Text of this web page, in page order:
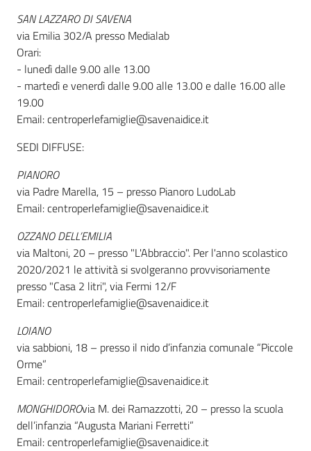
SAN LAZZARO DI SAVENA
via Emilia 302/A presso Medialab
Orari:
- lunedì dalle 9.00 alle 13.00
- martedì e venerdì dalle 9.00 alle 13.00 e dalle 16.00 alle
19.00
Email: centroperlefamiglie@savenaidice.it
SEDI DIFFUSE:
PIANORO
via Padre Marella, 15 – presso Pianoro LudoLab
Email: centroperlefamiglie@savenaidice.it
OZZANO DELL’EMILIA
via Maltoni, 20 – presso "L'Abbraccio". Per l'anno scolastico
2020/2021 le attività si svolgeranno provvisoriamente
presso "Casa 2 litri", via Fermi 12/F
Email: centroperlefamiglie@savenaidice.it
LOIANO
via sabbioni, 18 – presso il nido d’infanzia comunale “Piccole
Orme”
Email: centroperlefamiglie@savenaidice.it
MONGHIDOROvia M. dei Ramazzotti, 20 – presso la scuola
dell’infanzia “Augusta Mariani Ferretti”
Email: centroperlefamiglie@savenaidice.it